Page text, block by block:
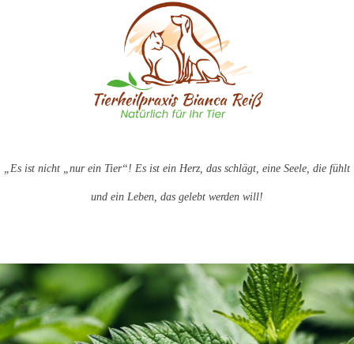
„Es ist nicht „nur ein Tier“! Es ist ein Herz, das schlägt, eine Seele, die fühlt
und ein Leben, das gelebt werden will!